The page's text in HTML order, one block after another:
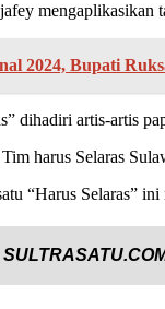
mengaplikasikan
2024, Bupati
dihadiri artis-artis
harus Selaras
“Harus Selaras”